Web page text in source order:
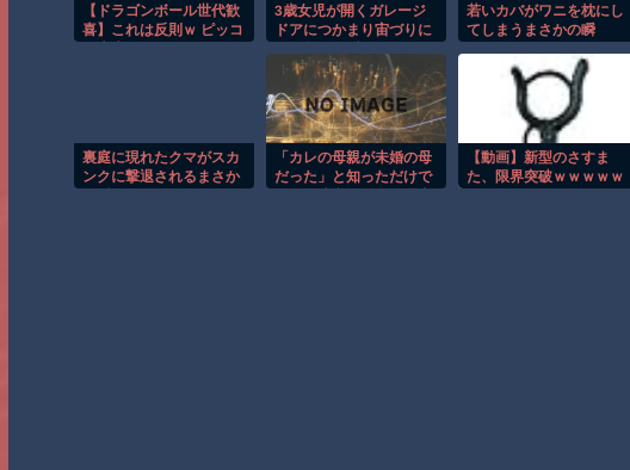
【ドラゴンボール世代歓
喜】これは反則ｗ ピッコ
3歳女児が開くガレージ
ドアにつかまり宙づりに
若いカバがワニを枕にし
てしまうまさかの瞬
裏庭に現れたクマがスカ
ンクに撃退されるまさか
「カレの母親が未婚の母
だった」と知っただけで
【動画】新型のさすま
た、限界突破ｗｗｗｗｗ